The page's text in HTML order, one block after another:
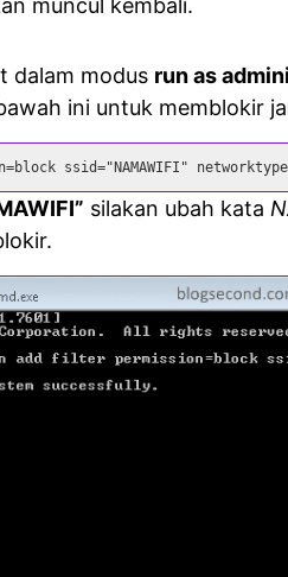
muncul kembali.
dalam modus run as
ini untuk memblokir
ssid="NAMAWIFI"
silakan ubah kata